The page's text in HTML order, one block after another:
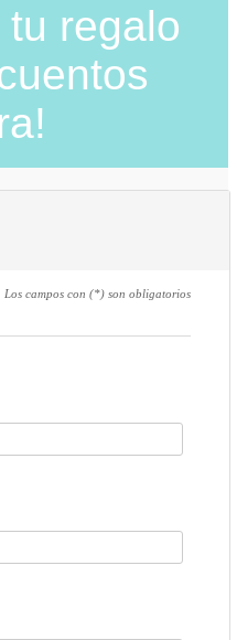
regalo
Los campos con (*) son obligatorios